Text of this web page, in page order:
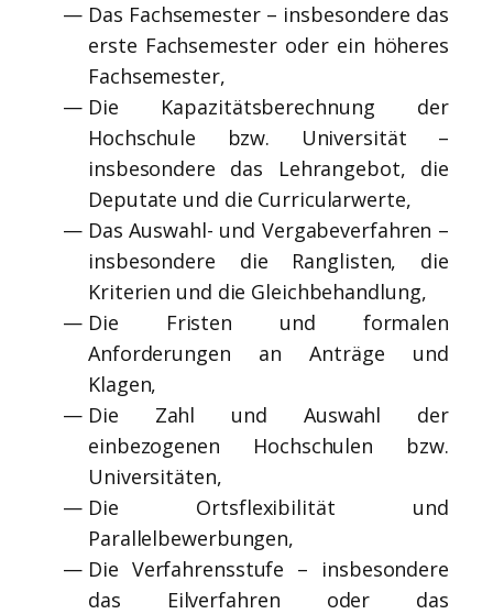
Das Fachsemester – insbesondere das
erste Fachsemester oder ein höheres
Fachsemester,
Die Kapazitätsberechnung der
Hochschule bzw. Universität –
insbesondere das Lehrangebot, die
Deputate und die Curricularwerte,
Das Auswahl- und Vergabeverfahren –
insbesondere die Ranglisten, die
Kriterien und die Gleichbehandlung,
Die Fristen und formalen
Anforderungen an Anträge und
Klagen,
Die Zahl und Auswahl der
einbezogenen Hochschulen bzw.
Universitäten,
Die Ortsflexibilität und
Parallelbewerbungen,
Die Verfahrensstufe – insbesondere
das Eilverfahren oder das